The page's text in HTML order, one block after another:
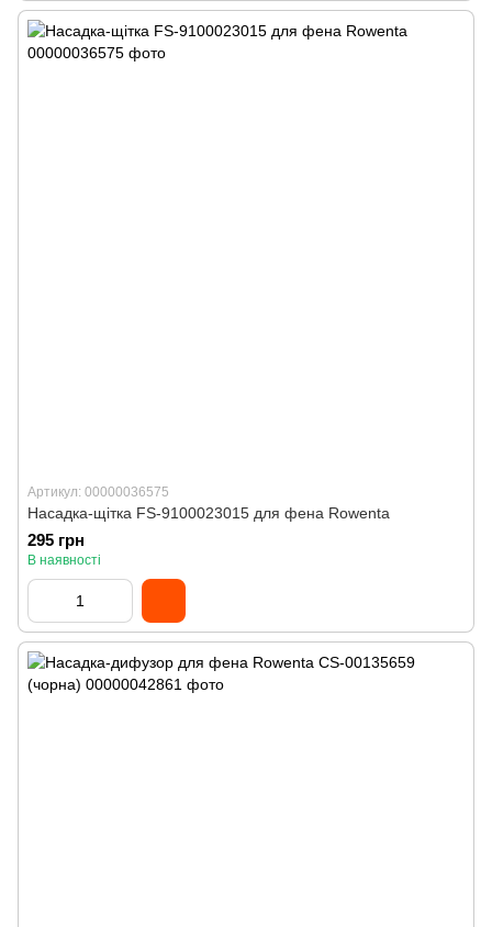
Артикул: 00000036575
Насадка-щітка FS-9100023015 для фена Rowenta
295 грн
В наявності